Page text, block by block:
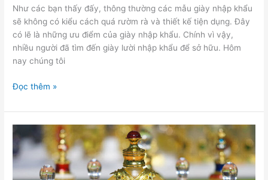
Như các bạn thấy đấy, thông thường các mẫu giày nhập khẩu
sẽ không có kiểu cách quá rườm rà và thiết kế tiện dụng. Đây
có lẽ là những ưu điểm của giày nhập khẩu. Chính vì vậy,
nhiều người đã tìm đến giày lười nhập khẩu để sở hữu. Hôm
nay chúng tôi
Đọc thêm »
tên
những
loại